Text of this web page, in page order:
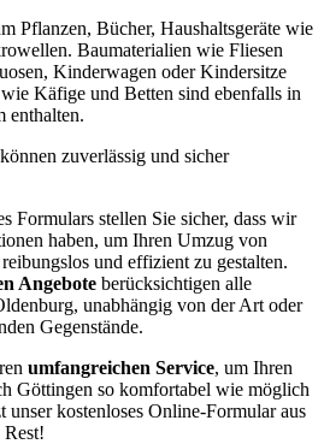
Pflanzen, Bücher, Haushaltsgeräte wie
Baumaterialien wie Fliesen
Kinderwagen oder Kindersitze
Käfige und Betten sind ebenfalls in
enthalten.
zuverlässig und sicher
Formulars stellen Sie sicher, dass wir
haben, um Ihren Umzug von
und effizient zu gestalten.
Angebote berücksichtigen alle
unabhängig von der Art oder
Gegenstände.
umfangreichen Service, um Ihren
Göttingen so komfortabel wie möglich
unser kostenloses Online-Formular aus
Rest!